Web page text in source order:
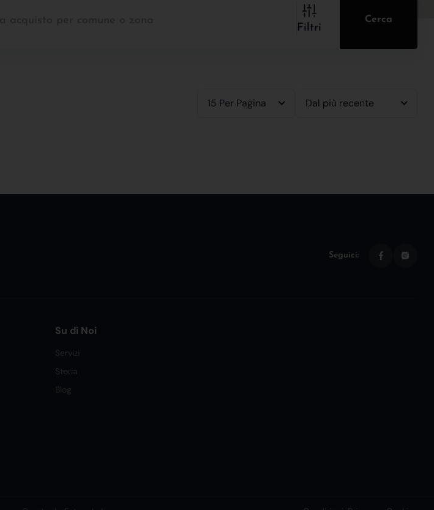
Filtri
Cerca
15 Per Pagina Dal più recente
Seguici:
Su di Noi
Servizi
Storia
Blog